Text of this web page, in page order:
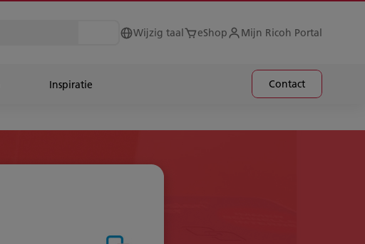
Wijzig taal eShop Mijn Ricoh Portal
Inspiratie Contact